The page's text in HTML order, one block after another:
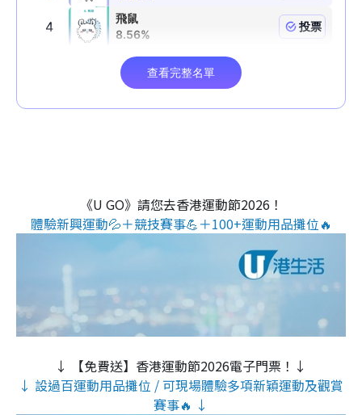
《U GO》請您去香港運動節2026！
體驗新興運動💦＋競技賽事💪＋100+運動用品攤位🔥
↓ 【免費送】香港運動節2026電子門票！↓
↓ 設過百運動用品攤位 / 可現場體驗多項新穎運動及觀賞
賽事🔥 ↓